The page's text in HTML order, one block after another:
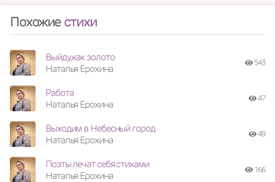
Похожие стихи
Выйду,как золото
Наталья Ерохина
543
Работа
Наталья Ерохина
47
Выходим в Небесный город
Наталья Ерохина
49
Поэты лечат себя стихами
Наталья Ерохина
166